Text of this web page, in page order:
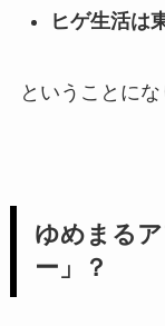
ヒゲ生活は
ということにな
ゆめまる
ー」？